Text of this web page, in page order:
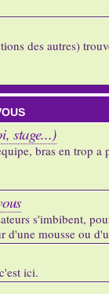
des autres)
stage...)
bras en trop a
s'imbibent,
d'une mousse ou
ici.